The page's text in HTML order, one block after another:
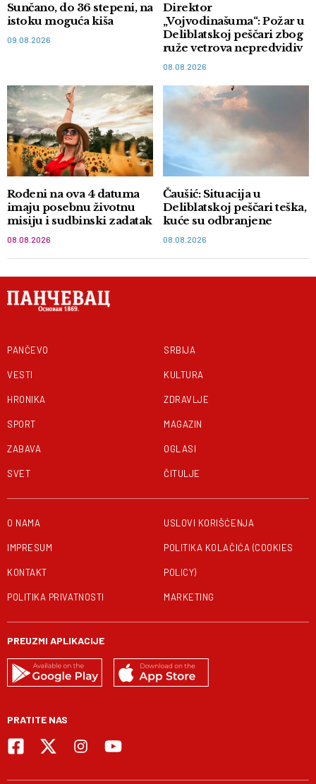
Sunčano, do 36 stepeni, na
istoku moguća kiša
09.08.2026
Direktor
„Vojvodinašuma“: Požar u
Deliblatskoj peščari zbog
ruže vetrova nepredvidiv
08.08.2026
Rođeni na ova 4 datuma
imaju posebnu životnu
misiju i sudbinski zadatak
08.08.2026
Čaušić: Situacija u
Deliblatskoj peščari teška,
kuće su odbranjene
08.08.2026
PANČEVO
VESTI
HRONIKA
SPORT
ZABAVA
SVET
SRBIJA
KULTURA
ZDRAVLJE
MAGAZIN
OGLASI
ČITULJE
O NAMA
IMPRESUM
KONTAKT
POLITIKA PRIVATNOSTI
USLOVI KORIŠĆENJA
POLITIKA KOLAČIĆA (COOKIES
POLICY)
MARKETING
PREUZMI APLIKACIJE
PRATITE NAS